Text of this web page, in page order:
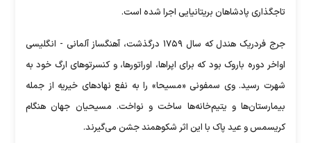
تاجگذاری پادشاهان بریتانیایی اجرا شده است.
جرج فردریک هندل که سال ۱۷۵۹ درگذشت، آهنگساز آلمانی - انگلیسی
اواخر دوره باروک بود که برای اپراها، اوراتورها، و کنسرتو‌های ارگ خود به
شهرت رسید. وی سمفونی «مسیحا» را به نفع نهاد‌های خیریه از جمله
بیمارستان‌ها و یتیم‌خانه‌ها ساخت و نواخت. مسیحیان جهان هنگام
کریسمس و عید پاک با این اثر شکوهمند جشن می‌گیرند.